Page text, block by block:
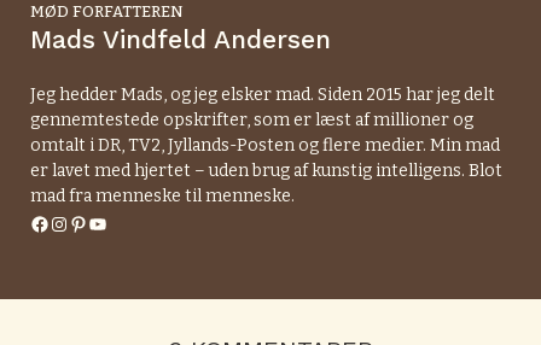
MØD FORFATTEREN
Mads Vindfeld Andersen
Jeg hedder Mads, og jeg elsker mad. Siden 2015 har jeg delt
gennemtestede opskrifter, som er læst af millioner og
omtalt i DR, TV2, Jyllands-Posten og flere medier. Min mad
er lavet med hjertet – uden brug af kunstig intelligens. Blot
mad fra menneske til menneske.
Facebook
Instagram
Pinterest
YouTube